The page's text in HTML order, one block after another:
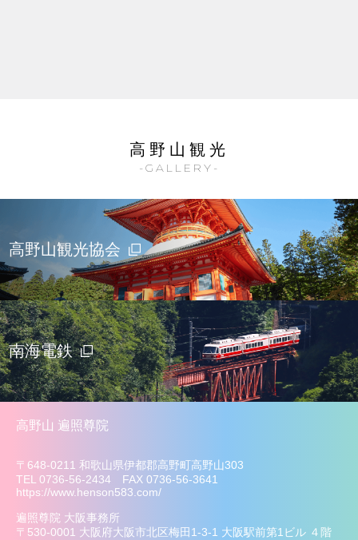
高野山観光
-GALLERY-
高野山観光協会
南海電鉄
高野山 遍照尊院
〒648-0211 和歌山県伊都郡高野町高野山303
TEL 0736-56-2434 FAX 0736-56-3641
https://www.henson583.com/
遍照尊院 大阪事務所
〒530-0001 大阪府大阪市北区梅田1-3-1 大阪駅前第1ビル ４階